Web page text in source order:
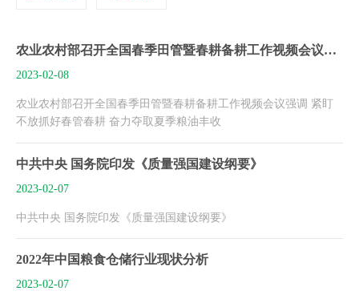
农业农村部召开全国春季田管暨春耕备耕工作视频会议强调 紧盯不放抓好春管春耕 奋力夺取夏季粮油丰收
2023-02-08
农业农村部召开全国春季田管暨春耕备耕工作视频会议强调 紧盯
不放抓好春管春耕 奋力夺取夏季粮油丰收
中共中央 国务院印发《质量强国建设纲要》
2023-02-07
中共中央 国务院印发《质量强国建设纲要》
2022年中国粮食仓储行业现状分析
2023-02-07